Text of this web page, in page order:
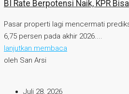
BI Rate Berpotensi Naik, KPR
Pasar properti lagi mencermati
6,75 persen pada akhir 2026....
lanjutkan membaca
oleh San Arsi
Juli 28, 2026